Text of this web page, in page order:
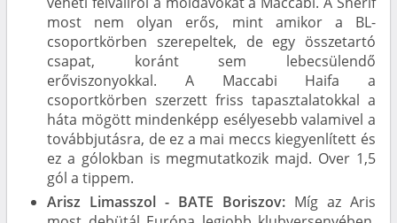
most nem olyan erős, mint amikor a BL-
csoportkörben szerepeltek, de egy összetartó
csapat, koránt sem lebecsülendő
erőviszonyokkal. A Maccabi Haifa a
csoportkörben szerzett friss tapasztalatokkal a
háta mögött mindenképp esélyesebb valamivel a
továbbjutásra, de ez a mai meccs kiegyenlített és
ez a gólokban is megmutatkozik majd. Over 1,5
gól a tippem.
Arisz Limasszol - BATE Boriszov: Míg az Aris